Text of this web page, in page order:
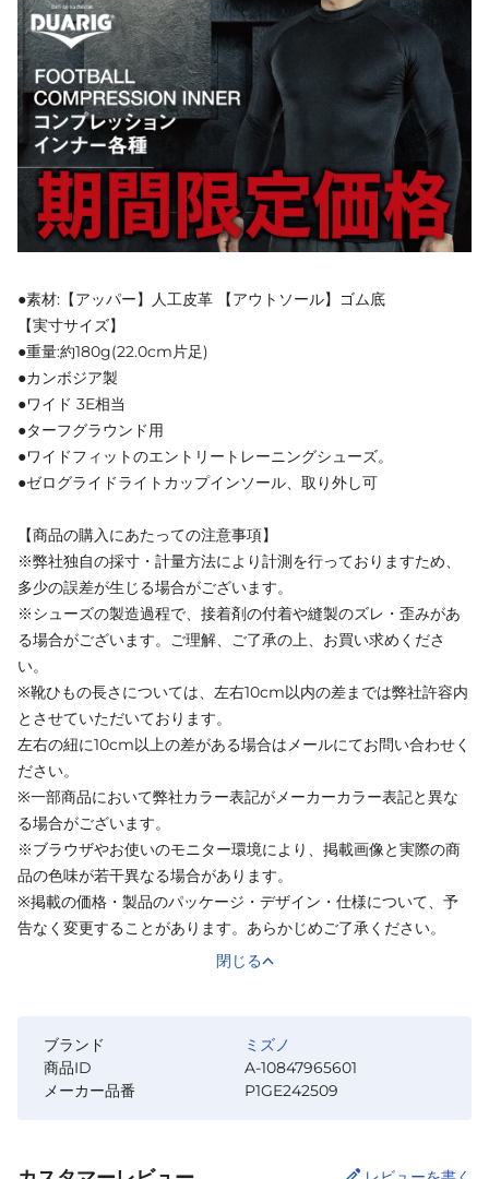
●素材:【アッパー】人工皮革 【アウトソール】ゴム底
【実寸サイズ】
●重量:約180g(22.0cm片足)
●カンボジア製
●ワイド 3E相当
●ターフグラウンド用
●ワイドフィットのエントリートレーニングシューズ。
●ゼログライドライトカップインソール、取り外し可
【商品の購入にあたっての注意事項】
※弊社独自の採寸・計量方法により計測を行っておりますため、
多少の誤差が生じる場合がございます。
※シューズの製造過程で、接着剤の付着や縫製のズレ・歪みがあ
る場合がございます。ご理解、ご了承の上、お買い求めくださ
い。
※靴ひもの長さについては、左右10cm以内の差までは弊社許容内
とさせていただいております。
左右の紐に10cm以上の差がある場合はメールにてお問い合わせく
ださい。
※一部商品において弊社カラー表記がメーカーカラー表記と異な
る場合がございます。
※ブラウザやお使いのモニター環境により、掲載画像と実際の商
品の色味が若干異なる場合があります。
※掲載の価格・製品のパッケージ・デザイン・仕様について、予
告なく変更することがあります。あらかじめご了承ください。
閉じる
ブランド
ミズノ
商品ID
A-10847965601
メーカー品番
P1GE242509